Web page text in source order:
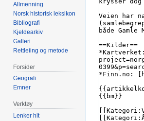
Allmenning
Norsk historisk leksikon
Bibliografi
Kjeldearkiv
Galleri
Rettleiing og metode
Forsider
Geografi
Emner
Verktøy
Lenker hit